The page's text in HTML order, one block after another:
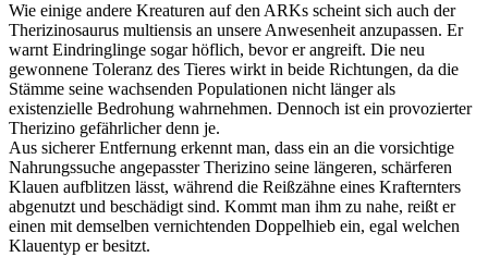
Wie einige andere Kreaturen auf den ARKs scheint sich auch der
Therizinosaurus multiensis an unsere Anwesenheit anzupassen. Er
warnt Eindringlinge sogar höflich, bevor er angreift. Die neu
gewonnene Toleranz des Tieres wirkt in beide Richtungen, da die
Stämme seine wachsenden Populationen nicht länger als
existenzielle Bedrohung wahrnehmen. Dennoch ist ein provozierter
Therizino gefährlicher denn je.
Aus sicherer Entfernung erkennt man, dass ein an die vorsichtige
Nahrungssuche angepasster Therizino seine längeren, schärferen
Klauen aufblitzen lässt, während die Reißzähne eines Krafternters
abgenutzt und beschädigt sind. Kommt man ihm zu nahe, reißt er
einen mit demselben vernichtenden Doppelhieb ein, egal welchen
Klauentyp er besitzt.